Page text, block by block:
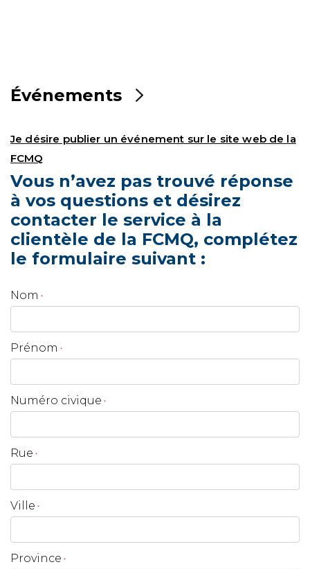
Événements
Je désire publier un événement sur le site web de la
FCMQ
Vous n’avez pas trouvé réponse
à vos questions et désirez
contacter le service à la
clientèle de la FCMQ, complétez
le formulaire suivant :
Nom *
Prénom *
Numéro civique *
Rue *
Ville *
Province *